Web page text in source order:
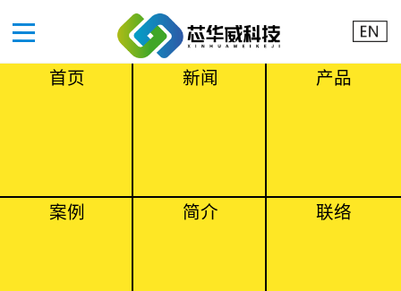
首页 新闻 产品
案例 简介 联络